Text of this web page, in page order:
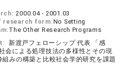
2000.04 - 2001.03
research form:No Setting
The Other Research Programs
新渡戸フェローシップ 代表 「感
会による処理技法の多様性とその現
みの構築と比較社会学的研究を課題